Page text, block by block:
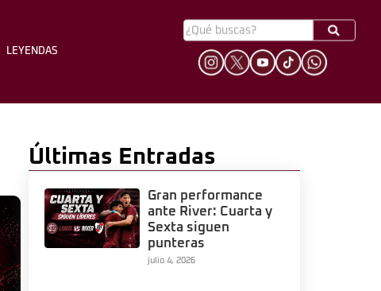
HINCHADA
LEYENDAS
Últimas Entradas
Gran performance
ante River: Cuarta y
Sexta siguen
punteras
julio 4, 2026